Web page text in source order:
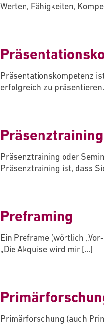
Werten, Fähigkeiten,
Präsentationskompetenz
erfolgreich zu
Präsenztraining oder
Präsenztraining ist, dass
Preframing
Ein Preframe (wörtlich
„Die Akquise wird mir […]
Primärforschung (auch